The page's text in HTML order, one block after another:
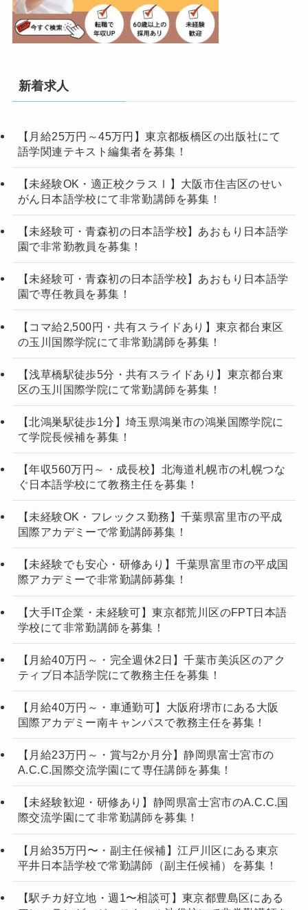
新着求人
【月給25万円～45万円】東京都板橋区の出版社にて
語学関連テキスト編集者を募集！
【未経験OK・適正校クラスⅠ】大阪市住吉区のせい
がん日本語学校にて非常勤講師を募集！
【未経験可・青森初の日本語学校】あおもり日本語学
園で非常勤教員を募集！
【未経験可・青森初の日本語学校】あおもり日本語学
園で専任教員を募集！
【コマ給2,500円・共有スライドあり】東京都台東区
の玉川国際学院にて非常勤講師を募集！
【浅草橋駅徒歩5分・共有スライドあり】東京都台東
区の玉川国際学院にて常勤講師を募集！
【北鴻巣駅徒歩1分】埼玉県鴻巣市の鴻巣国際学院に
て学院長候補を募集！
【年収560万円～・成長校】北海道札幌市の札幌つな
ぐ日本語学校にて教務主任を募集！
【未経験OK・フレックス勤務】千葉県富里市の平成
国際アカデミーで常勤講師募集！
【未経験でも安心・研修あり】千葉県富里市の平成国
際アカデミーで非常勤講師募集！
【大手IT企業・未経験可】東京都荒川区のFPT日本語
学校にて非常勤講師を募集！
【月給40万円～・完全週休2日】千葉市美浜区のアク
ティブ日本語学院にて教務主任を募集！
【月給40万円～・車通勤可】大阪府堺市にある大阪
国際アカデミー南キャンパスで教務主任を募集！
【月給23万円～・賞与2か月分】静岡県富士宮市の
A.C.C.国際交流学園にて専任講師を募集！
【未経験歓迎・研修あり】静岡県富士宮市のA.C.C.国
際交流学園にて非常勤講師を募集！
【月給35万円〜・副主任候補】江戸川区にある東京
平井日本語学校で常勤講師（副主任候補）を募集！
【駅チカ好立地・週1〜相談可】東京都豊島区にある